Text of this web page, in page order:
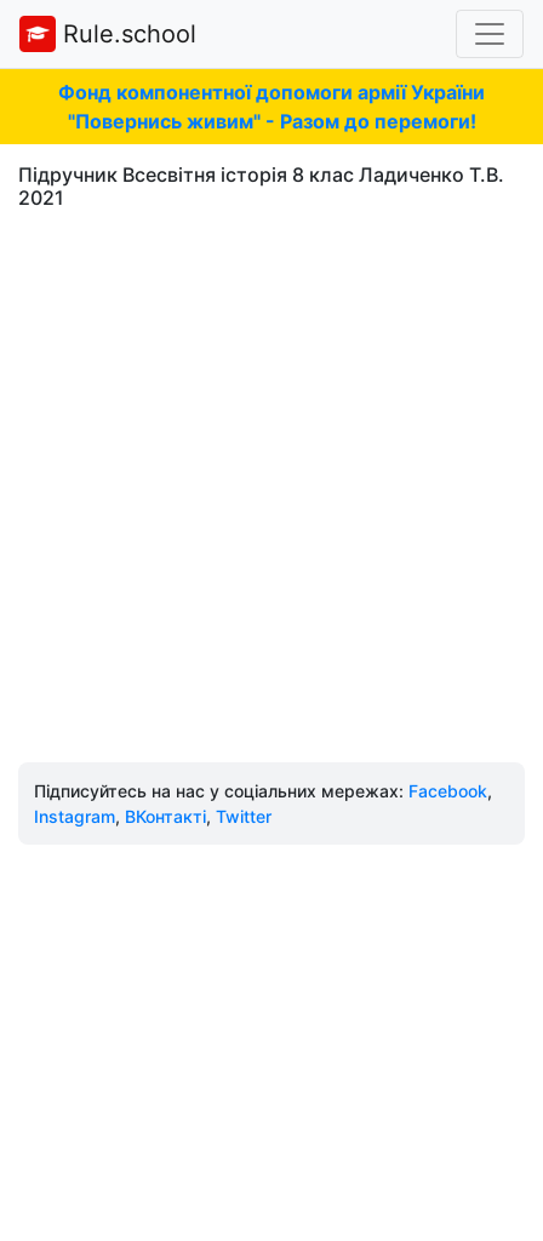
Rule.school
Фонд компонентної допомоги армії України
"Повернись живим" - Разом до перемоги!
Підручник Всесвітня історія 8 клас Ладиченко Т.В.
2021
Підписуйтесь на нас у соціальних мережах: Facebook,
Instagram, ВКонтакті, Twitter